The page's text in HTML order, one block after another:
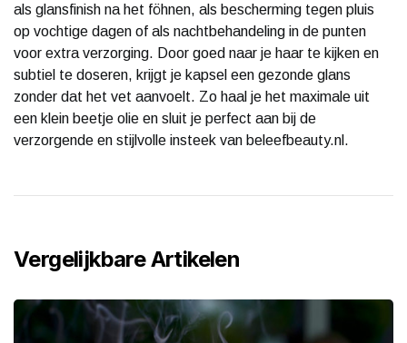
als glansfinish na het föhnen, als bescherming tegen pluis
op vochtige dagen of als nachtbehandeling in de punten
voor extra verzorging. Door goed naar je haar te kijken en
subtiel te doseren, krijgt je kapsel een gezonde glans
zonder dat het vet aanvoelt. Zo haal je het maximale uit
een klein beetje olie en sluit je perfect aan bij de
verzorgende en stijlvolle insteek van beleefbeauty.nl.
Vergelijkbare Artikelen